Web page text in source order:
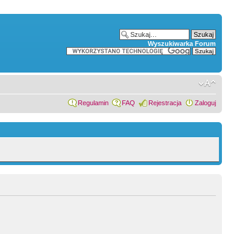
Wyszukiwarka Forum
Regulamin FAQ Rejestracja Zaloguj